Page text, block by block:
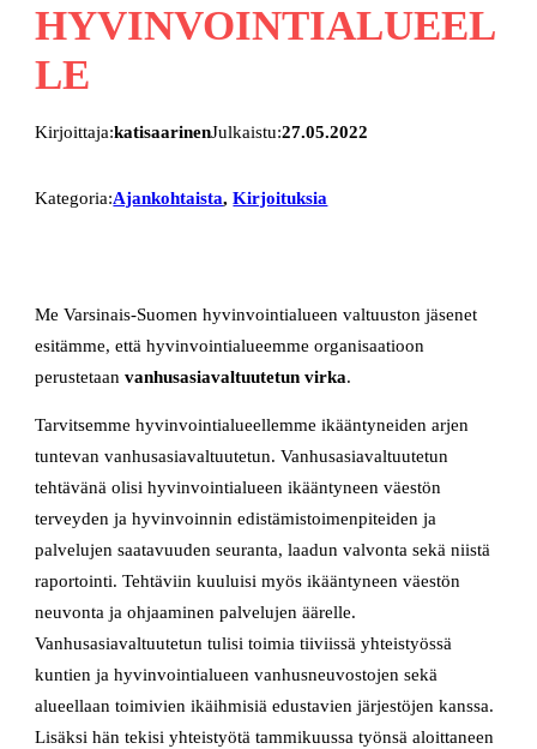
HYVINVOINTIALUEEL
LE
Kirjoittaja:katisaarinenJulkaistu:27.05.2022
Kategoria:Ajankohtaista, Kirjoituksia
Me Varsinais-Suomen hyvinvointialueen valtuuston jäsenet
esitämme, että hyvinvointialueemme organisaatioon
perustetaanvanhusasiavaltuutetun virka.
Tarvitsemme hyvinvointialueellemme ikääntyneiden arjen
tuntevan vanhusasiavaltuutetun. Vanhusasiavaltuutetun
tehtävänä olisi hyvinvointialueen ikääntyneen väestön
terveyden ja hyvinvoinnin edistämistoimenpiteiden ja
palvelujen saatavuuden seuranta, laadun valvonta sekä niistä
raportointi. Tehtäviin kuuluisi myös ikääntyneen väestön
neuvonta ja ohjaaminen palvelujen äärelle.
Vanhusasiavaltuutetun tulisi toimia tiiviissä yhteistyössä
kuntien ja hyvinvointialueen vanhusneuvostojen sekä
alueellaan toimivien ikäihmisiä edustavien järjestöjen kanssa.
Lisäksi hän tekisi yhteistyötä tammikuussa työnsä aloittaneen